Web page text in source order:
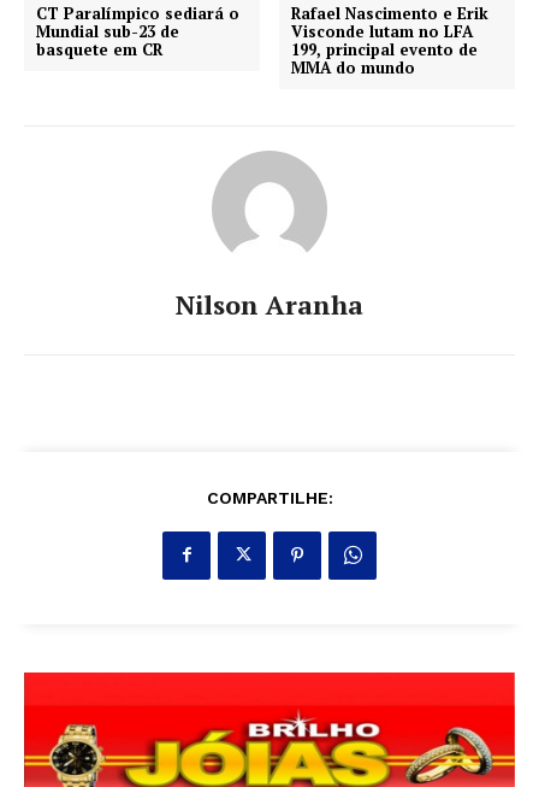
CT Paralímpico sediará o
Mundial sub-23 de
basquete em CR
Rafael Nascimento e Erik
Visconde lutam no LFA
199, principal evento de
MMA do mundo
Nilson Aranha
COMPARTILHE: